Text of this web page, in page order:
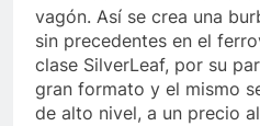
vagón. Así se crea una
sin precedentes en el
clase SilverLeaf, por su
gran formato y el mismo
de alto nivel, a un precio